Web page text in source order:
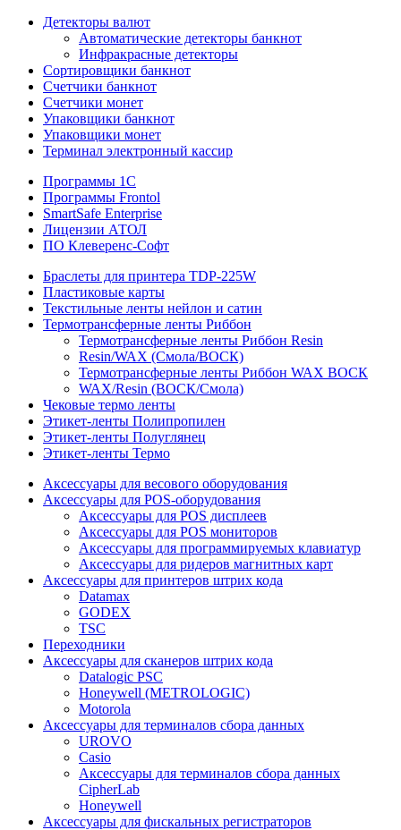
Детекторы валют
Автоматические детекторы банкнот
Инфракрасные детекторы
Сортировщики банкнот
Счетчики банкнот
Счетчики монет
Упаковщики банкнот
Упаковщики монет
Терминал электронный кассир
Программы 1C
Программы Frontol
SmartSafe Enterprise
Лицензии АТОЛ
ПО Клеверенс-Софт
Браслеты для принтера TDP-225W
Пластиковые карты
Текстильные ленты нейлон и сатин
Термотрансферные ленты Риббон
Термотрансферные ленты Риббон Resin
Resin/WAX (Смола/ВОСК)
Термотрансферные ленты Риббон WAX ВОСК
WAX/Resin (ВОСК/Смола)
Чековые термо ленты
Этикет-ленты Полипропилен
Этикет-ленты Полуглянец
Этикет-ленты Термо
Аксессуары для весового оборудования
Аксессуары для POS-оборудования
Аксессуары для POS дисплеев
Аксессуары для POS мониторов
Аксессуары для программируемых клавиатур
Аксессуары для ридеров магнитных карт
Аксессуары для принтеров штрих кода
Datamax
GODEX
TSC
Переходники
Аксессуары для сканеров штрих кода
Datalogic PSC
Honeywell (METROLOGIC)
Motorola
Аксессуары для терминалов сбора данных
UROVO
Casio
Аксессуары для терминалов сбора данных
CipherLab
Honeywell
Аксессуары для фискальных регистраторов